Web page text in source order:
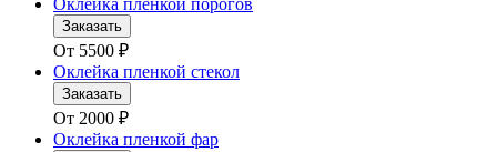
Оклейка пленкой порогов
Заказать
От 5500 ₽
Оклейка пленкой стекол
Заказать
От 2000 ₽
Оклейка пленкой фар